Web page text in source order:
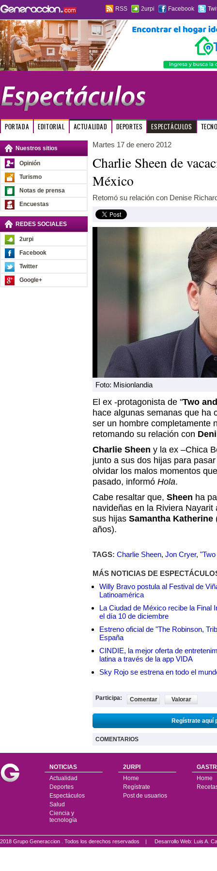
RSS 2urpi Facebook
PORTADA EDITORIAL ACTUALIDAD DEPORTES ESPECTÁCULOS
Nuestros sitios
Opinión
Turismo
Notas de prensa
Encuestas
REDES SOCIALES
2urpi
Facebook
Twitter
Google+
Martes 17 de enero 2012
Charlie Sheen de
México
Retomó su relación con Denise
Foto: Misionlandia
El ex -protagonista de "Two
hace algunas semanas que ha
ser un hombre completamente
retomando su relación con
Charlie Sheen y la ex –Chica
junto a sus dos hijas para
olvidar los malos momentos
pasado, informó Hola.
Cabe resaltar que, Sheen ha
navideñas en la Riviera
sus hijas Samantha Katherine
años).
TAGS: Charlie Sheen, Jon Cryer,
MÁS NOTICIAS DE
Willy Bravo postula al Festival de
Latinoamérica
La Ciudad de México recibe la Final
el día 10 de diciembre
Estreno oficial de "The Robinson,
España
CINDIE, la mejor oferta de
latina a través de la app VIDA
Sky Rojo se estrena en todo el
Participa: Comentar Valorar
Regístrate aquí
COMENTARIOS
NOTICIAS
Actualidad
Deportes
Espectáculos
Salud
Ciencia y
tecnología
2URPI
Home
Regístrate
Post de usuarios
Home
2018 Grupo Generaccion . Todos los derechos reservados | Desarrollo Web: Luis